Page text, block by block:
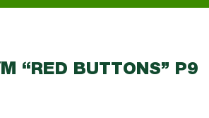
“RED BUTTONS” P9